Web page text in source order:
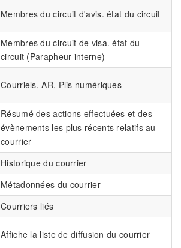
Membres du circuit d'avis. état du circuit
Membres du circuit de visa. état du
circuit (Parapheur interne)
Courriels, AR, Plis numériques
Résumé des actions effectuées et des
évènements les plus récents relatifs au
courrier
Historique du courrier
Métadonnées du courrier
Courriers liés
Affiche la liste de diffusion du courrier